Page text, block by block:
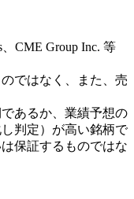
CME Group Inc. 等
ではなく、また、売
あるか、業績予想の
判定）が高い銘柄で
保証するものではな